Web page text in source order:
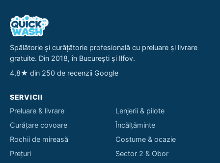
Spălătorie și curățătorie profesională cu preluare și livrare
gratuite. Din 2018, în București și Ilfov.
4,8★ din 250 de recenzii Google
SERVICII
Preluare & livrare
Curățare covoare
Rochii de mireasă
Prețuri
Lenjerii & pilote
Încălțăminte
Costume & ocazie
Sector 2 & Obor